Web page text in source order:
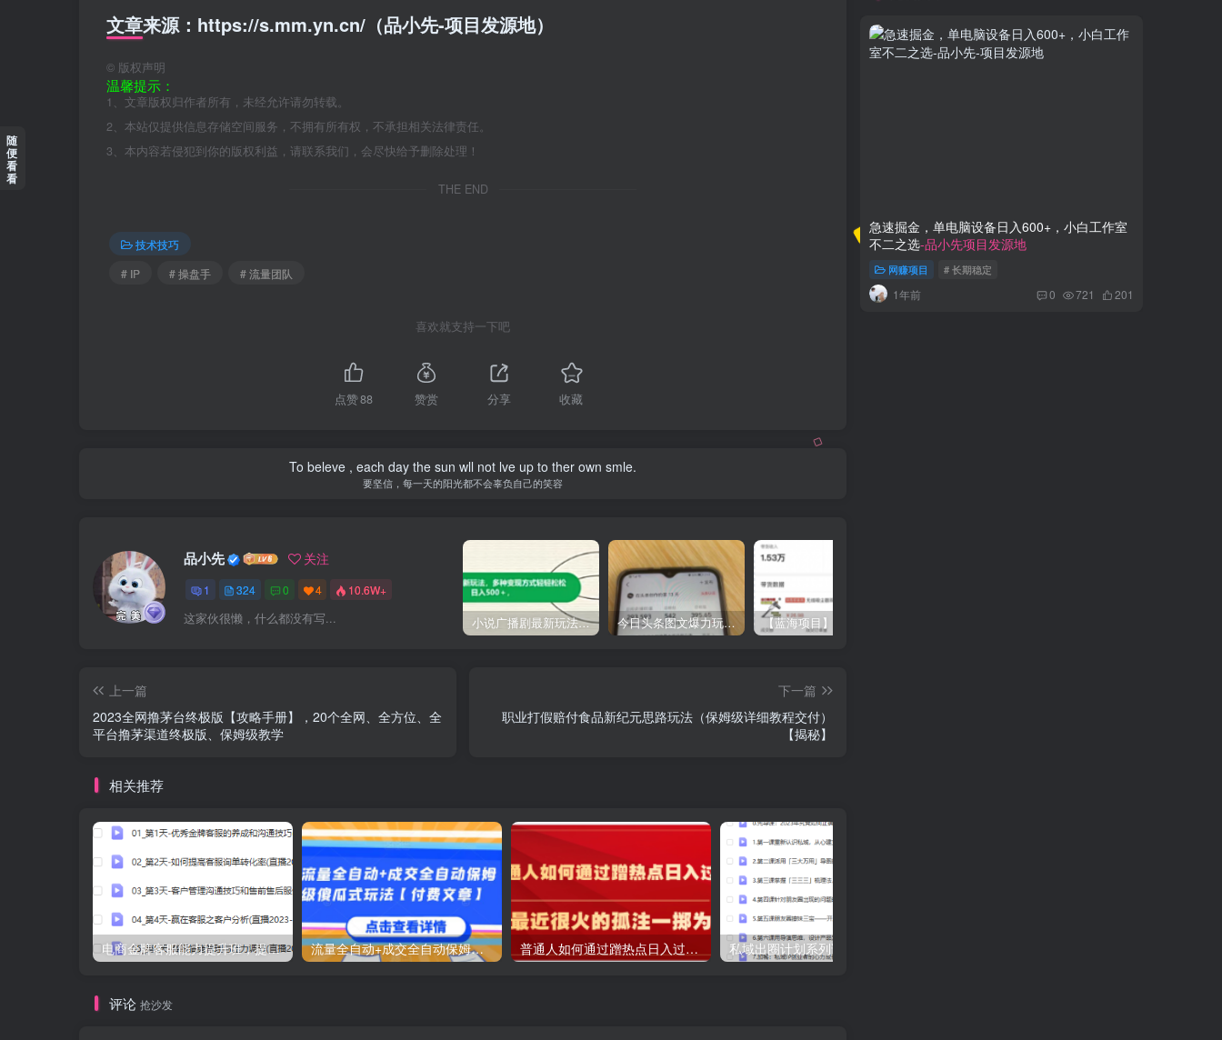
文章来源：https://s.mm.yn.cn/（品小先-项目发源地）
© 版权声明
温馨提示：
1、文章版权归作者所有，未经允许请勿转载。
2、本站仅提供信息存储空间服务，不拥有所有权，不承担相关法律责任。
3、本内容若侵犯到你的版权利益，请联系我们，会尽快给予删除处理！
THE END
技术技巧
# IP
# 操盘手 # 流量团队
喜欢就支持一下吧
点赞88 赞赏 分享 收藏
To beleve , each day the sun wll not lve up to ther own smle.
要坚信，每一天的阳光都不会辜负自己的笑容
品小先 关注
1 324 0 4 10.6W+
这家伙很懒，什么都没有写... 小说广播剧最新玩法，多种变现方式轻轻松松日入500＋【揭秘】 今日头条图文爆力玩法,AI自动生成文案，当天见收益，轻松日入500+
上一篇
2023全网撸茅台终极版【攻略手册】，20个全网、全方位、全
平台撸茅渠道终极版、保姆级教学
下一篇
职业打假赔付食品新纪元思路玩法（保姆级详细教程交付）
【揭秘】
相关推荐
电商金牌客服能力提升班，提升客服能力是你店铺业绩的关键要素 流量全自动+成交全自动保姆级傻瓜式玩法 普通人如何通过蹭热点日入过万，以最近很火的孤注一掷为例【揭秘】
评论 抢沙发
急速掘金，单电脑设备日入600+，小白工作室
不二之选-品小先项目发源地
网赚项目 # 长期稳定
1年前 0 721 201
随
便
看
看